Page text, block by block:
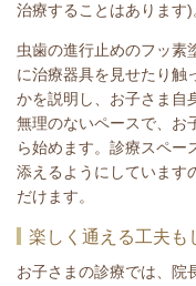
治療することはあります)
虫歯の進行止めのフッ素
に治療器具を見せたり触
かを説明し、お子さま自
無理のないペースで、お
ら始めます。診療スペー
添えるようにしています
だけます。
楽しく通える工夫も
お子さまの診療では、院